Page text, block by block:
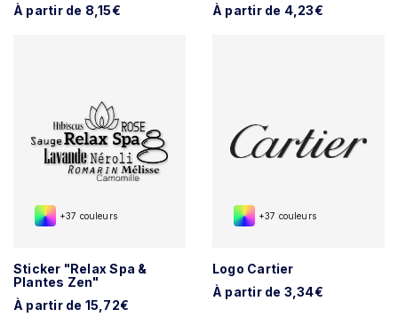
À partir de 8,15€
À partir de 4,23€
+37 couleurs
Sticker "Relax Spa &
Plantes Zen"
À partir de 15,72€
+37 couleurs
Logo Cartier
À partir de 3,34€